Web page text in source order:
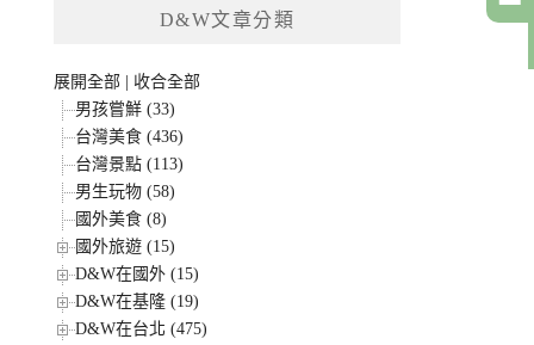
D&W文章分類
展開全部
收合全部
男孩嘗鮮 (33)
台灣美食 (436)
台灣景點 (113)
男生玩物 (58)
國外美食 (8)
國外旅遊 (15)
D&W在國外 (15)
D&W在基隆 (19)
D&W在台北 (475)